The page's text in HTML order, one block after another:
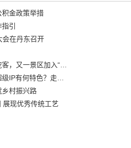
金政策举措
引
会在丹东召开
“38+1”！沈阳文旅听劝、宠客，又一景区加入“东北超”优惠名单！
全国首个跨省区城市足球超级IP有何特色？走进沈阳现场去看看
乡村振兴路
展现优秀传统工艺